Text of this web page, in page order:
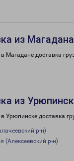
из
Магадане доставка
из
Урюпинске доставка
р-н)
(Алексеевский р-н)